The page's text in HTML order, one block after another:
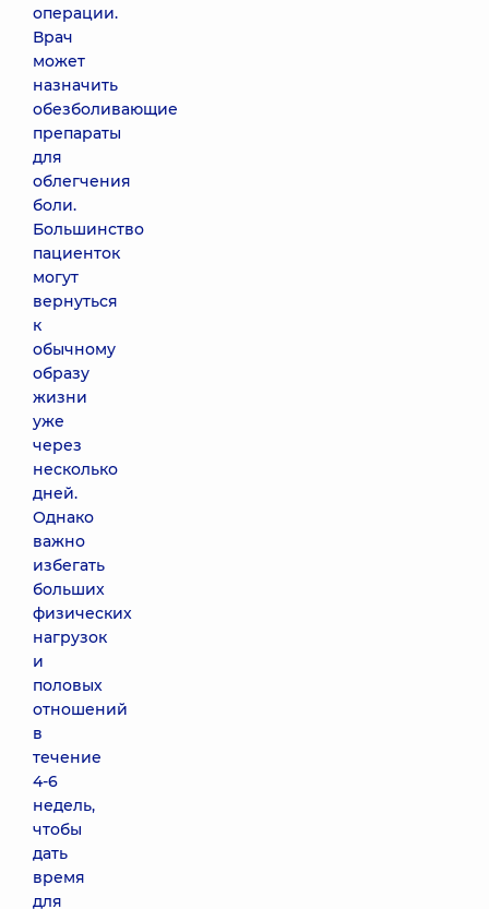
операции.
Врач
может
назначить
обезболивающие
препараты
для
облегчения
боли.
Большинство
пациенток
могут
вернуться
к
обычному
образу
жизни
уже
через
несколько
дней.
Однако
важно
избегать
больших
физических
нагрузок
и
половых
отношений
в
течение
4-6
недель,
чтобы
дать
время
для